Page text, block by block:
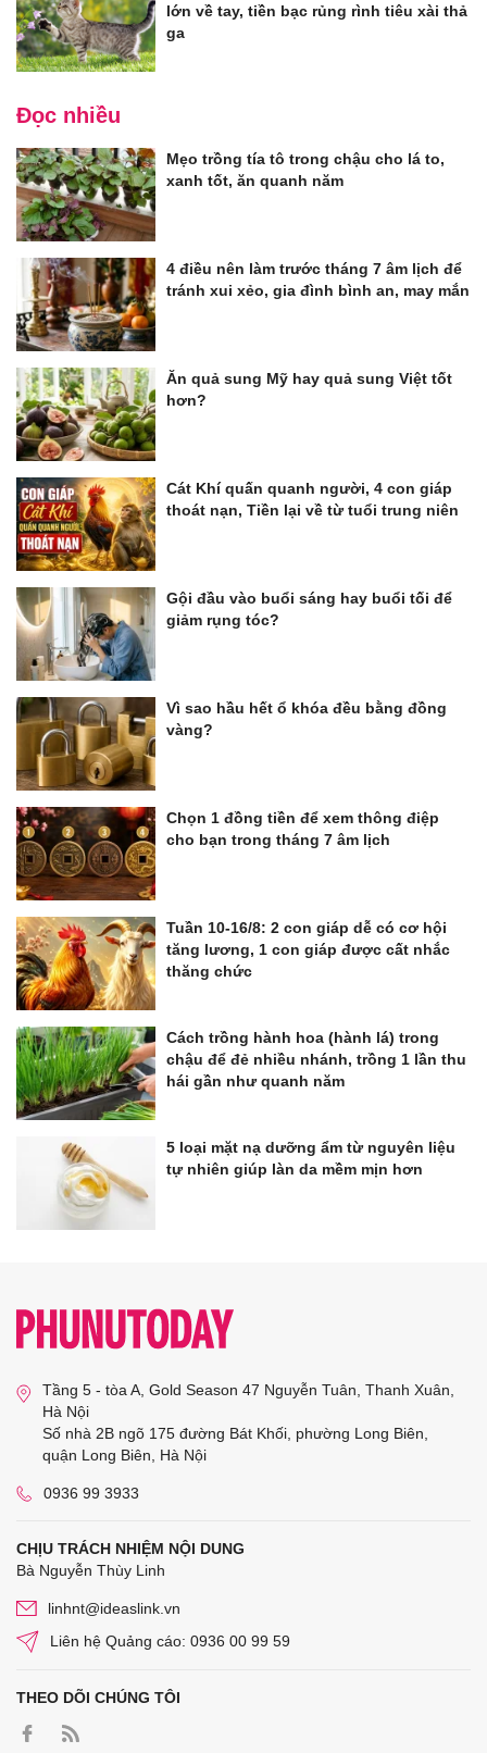
lớn về tay, tiền bạc rủng rình tiêu xài thả
ga
Đọc nhiều
Mẹo trồng tía tô trong chậu cho lá to,
xanh tốt, ăn quanh năm
4 điều nên làm trước tháng 7 âm lịch để
tránh xui xẻo, gia đình bình an, may mắn
Ăn quả sung Mỹ hay quả sung Việt tốt
hơn?
Cát Khí quấn quanh người, 4 con giáp
thoát nạn, Tiền lại về từ tuổi trung niên
Gội đầu vào buổi sáng hay buổi tối để
giảm rụng tóc?
Vì sao hầu hết ổ khóa đều bằng đồng
vàng?
Chọn 1 đồng tiền để xem thông điệp
cho bạn trong tháng 7 âm lịch
Tuần 10-16/8: 2 con giáp dễ có cơ hội
tăng lương, 1 con giáp được cất nhắc
thăng chức
Cách trồng hành hoa (hành lá) trong
chậu để đẻ nhiều nhánh, trồng 1 lần thu
hái gần như quanh năm
5 loại mặt nạ dưỡng ẩm từ nguyên liệu
tự nhiên giúp làn da mềm mịn hơn
Tầng 5 - tòa A, Gold Season 47 Nguyễn Tuân, Thanh Xuân,
Hà Nội
Số nhà 2B ngõ 175 đường Bát Khối, phường Long Biên,
quận Long Biên, Hà Nội
0936 99 3933
CHỊU TRÁCH NHIỆM NỘI DUNG
Bà Nguyễn Thùy Linh
linhnt@ideaslink.vn
Liên hệ Quảng cáo: 0936 00 99 59
THEO DÕI CHÚNG TÔI